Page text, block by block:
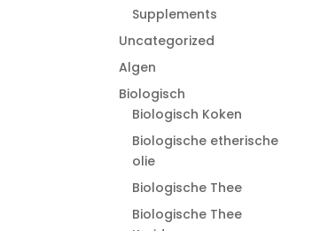
Supplements
Uncategorized
Algen
Biologisch
Biologisch Koken
Biologische etherische
olie
Biologische Thee
Biologische Thee